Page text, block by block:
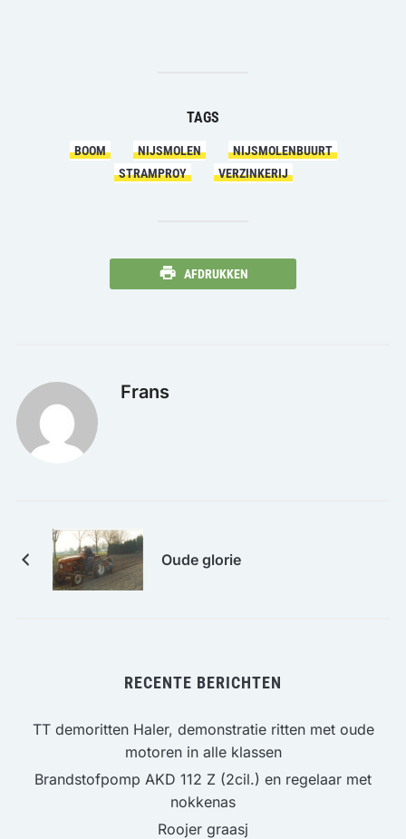
TAGS
BOOM NIJSMOLEN
NIJSMOLENBUURT
STRAMPROY
VERZINKERIJ
AFDRUKKEN
Frans
Oude glorie
RECENTE BERICHTEN
TT demoritten Haler, demonstratie ritten met oude
motoren in alle klassen
Brandstofpomp AKD 112 Z (2cil.) en regelaar met
nokkenas
Roojer graasj